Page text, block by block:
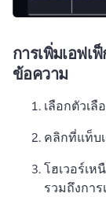
การเพิ่มเอฟเ
ข้อความ
เลือกตัวเ
คลิกที่แท็บ
โฮเวอร์เห
รวมถึงกา